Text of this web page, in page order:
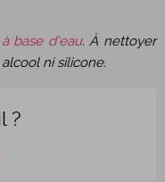
base d'eau. À nettoyer
ni silicone.
?